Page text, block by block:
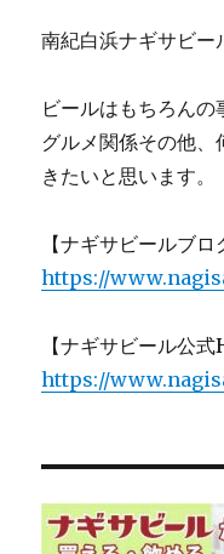
南紀白浜ナギサビー
ビールはもちろんの
グルメ関係その他、
きたいと思います。
【ナギサビールブロ
https://
【ナギサビール公式
https://